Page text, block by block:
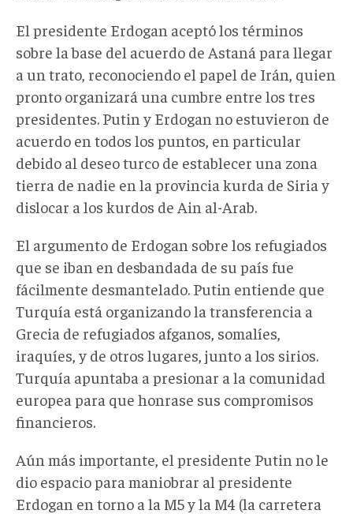
El presidente Erdogan aceptó los términos
sobre la base del acuerdo de Astaná para llegar
a un trato, reconociendo el papel de Irán, quien
pronto organizará una cumbre entre los tres
presidentes. Putin y Erdogan no estuvieron de
acuerdo en todos los puntos, en particular
debido al deseo turco de establecer una zona
tierra de nadie en la provincia kurda de Siria y
dislocar a los kurdos de Ain al-Arab.
El argumento de Erdogan sobre los refugiados
que se iban en desbandada de su país fue
fácilmente desmantelado. Putin entiende que
Turquía está organizando la transferencia a
Grecia de refugiados afganos, somalíes,
iraquíes, y de otros lugares, junto a los sirios.
Turquía apuntaba a presionar a la comunidad
europea para que honrase sus compromisos
financieros.
Aún más importante, el presidente Putin no le
dio espacio para maniobrar al presidente
Erdogan en torno a la M5 y la M4 (la carretera